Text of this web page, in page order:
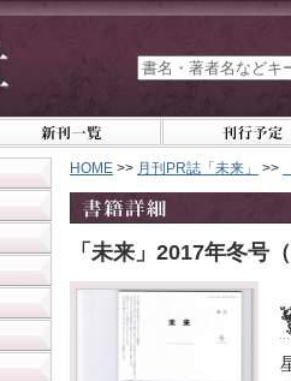
HOME >> 月刊PR誌「未来」 >>
「未来」2017年冬号